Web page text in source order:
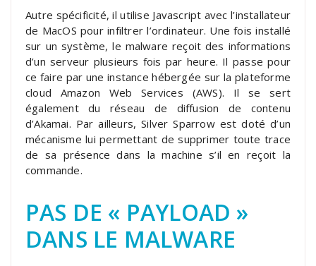
Autre spécificité, il utilise Javascript avec l’installateur
de MacOS pour infiltrer l’ordinateur. Une fois installé
sur un système, le malware reçoit des informations
d’un serveur plusieurs fois par heure. Il passe pour
ce faire par une instance hébergée sur la plateforme
cloud Amazon Web Services (AWS). Il se sert
également du réseau de diffusion de contenu
d’Akamai. Par ailleurs, Silver Sparrow est doté d’un
mécanisme lui permettant de supprimer toute trace
de sa présence dans la machine s’il en reçoit la
commande.
PAS DE « PAYLOAD »
DANS LE MALWARE